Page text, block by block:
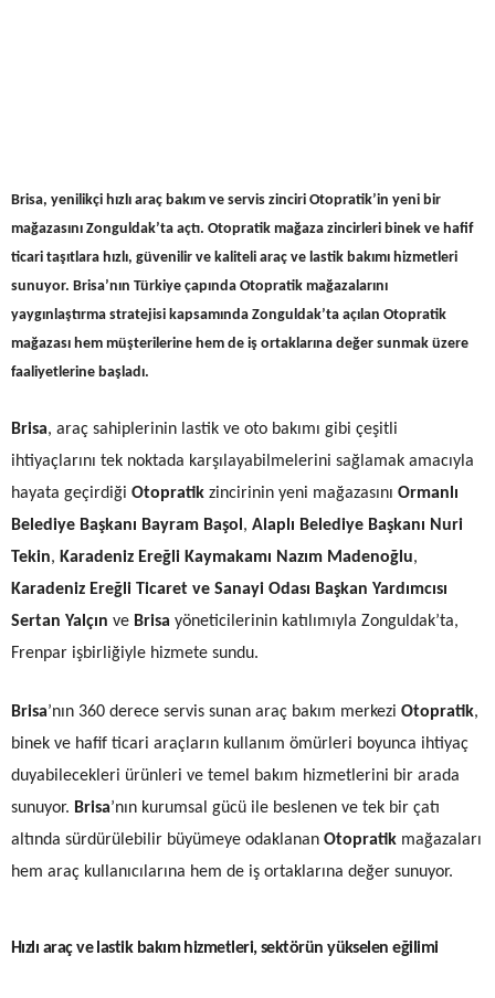
Brisa, yenilikçi hızlı araç bakım ve servis zinciri Otopratik’in yeni bir
mağazasını Zonguldak’ta açtı. Otopratik mağaza zincirleri binek ve hafif
ticari taşıtlara hızlı, güvenilir ve kaliteli araç ve lastik bakımı hizmetleri
sunuyor. Brisa’nın Türkiye çapında Otopratik mağazalarını
yaygınlaştırma stratejisi kapsamında Zonguldak’ta açılan Otopratik
mağazası hem müşterilerine hem de iş ortaklarına değer sunmak üzere
faaliyetlerine başladı.
Brisa, araç sahiplerinin lastik ve oto bakımı gibi çeşitli
ihtiyaçlarını tek noktada karşılayabilmelerini sağlamak amacıyla
hayata geçirdiği Otopratik zincirinin yeni mağazasını Ormanlı
Belediye Başkanı Bayram Başol , Alaplı Belediye Başkanı Nuri
Tekin, Karadeniz Ereğli Kaymakamı Nazım Madenoğlu,
Karadeniz Ereğli Ticaret ve Sanayi Odası Başkan Yardımcısı
Sertan Yalçın ve Brisa yöneticilerinin katılımıyla Zonguldak’ta,
Frenpar işbirliğiyle hizmete sundu.
Brisa’nın 360 derece servis sunan araç bakım merkezi Otopratik,
binek ve hafif ticari araçların kullanım ömürleri boyunca ihtiyaç
duyabilecekleri ürünleri ve temel bakım hizmetlerini bir arada
sunuyor. Brisa’nın kurumsal gücü ile beslenen ve tek bir çatı
altında sürdürülebilir büyümeye odaklanan Otopratik mağazaları
hem araç kullanıcılarına hem de iş ortaklarına değer sunuyor.
Hızlı araç ve lastik bakım hizmetleri, sektörün yükselen eğilimi